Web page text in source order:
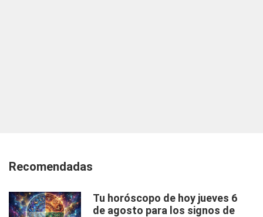
Recomendadas
Tu horóscopo de hoy jueves 6
de agosto para los signos de